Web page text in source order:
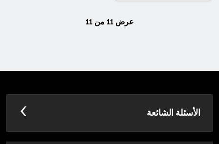
عرض 11 من 11
الأسئلة الشائعة